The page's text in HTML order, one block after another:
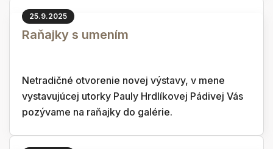
25.9.2025
Raňajky s umením
Netradičné otvorenie novej výstavy, v mene
vystavujúcej utorky Pauly Hrdlíkovej Pádivej Vás
pozývame na raňajky do galérie.